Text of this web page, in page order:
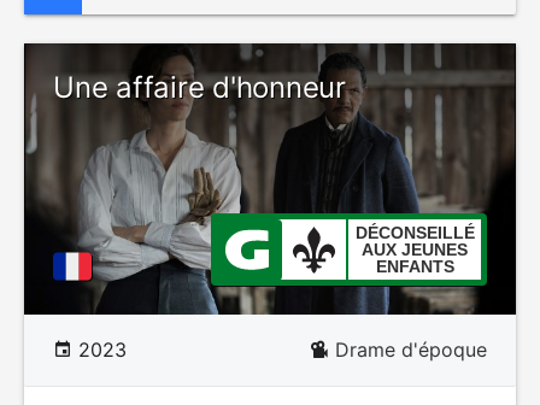
Une affaire d'honneur
DÉCONSEILLÉ
AUX JEUNES
ENFANTS
2023 Drame d'époque